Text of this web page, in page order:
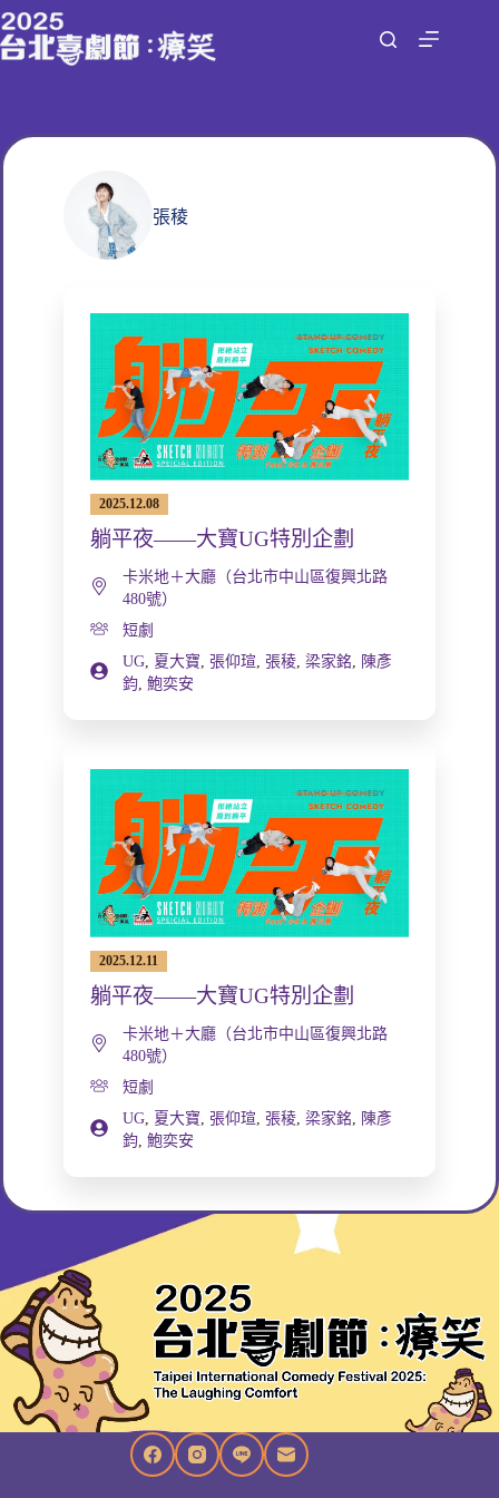
跳
至
容
張稜
2025.12.08
躺平夜——大寶UG特別企劃
卡米地＋大廳（台北市中山區復興北路
480號）
短劇
UG, 夏大寶, 張仰瑄, 張稜, 梁家銘, 陳彥
鈞, 鮑奕安
2025.12.11
躺平夜——大寶UG特別企劃
卡米地＋大廳（台北市中山區復興北路
480號）
短劇
UG, 夏大寶 張仰瑄 張稜, 梁家銘
陳彥
鈞, 鮑奕安